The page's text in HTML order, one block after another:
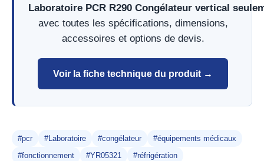
Laboratoire PCR R290 Congélateur vertical
avec toutes les spécifications, dimensions,
accessoires et options de devis.
Voir la fiche technique du produit →
#pcr #Laboratoire #congélateur
#équipements médicaux
#fonctionnement
#YR05321 #réfrigération